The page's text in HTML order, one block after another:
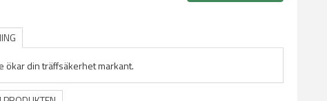
ökar din träffsäkerhet markant.